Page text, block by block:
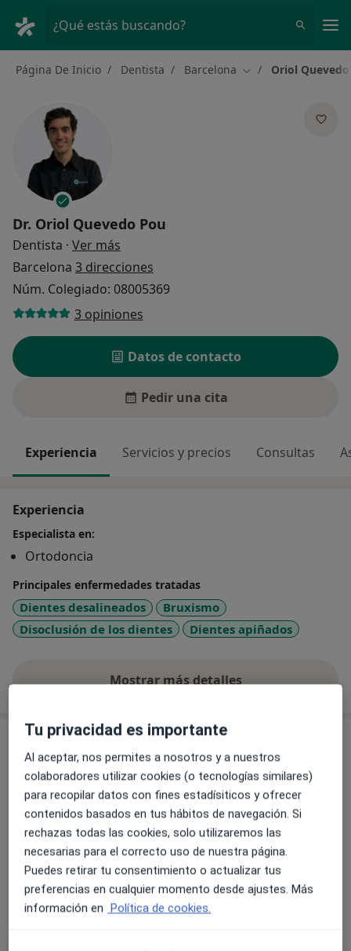
¿Qué estás buscando?
Página De Inicio Dentista Barcelona Cambiar de ciudad
Oriol
Dr. Oriol Quevedo Pou
Dentista · Ver más
Barcelona 3 direcciones
Núm. Colegiado: 08005369
3 opiniones
Datos de contacto
Pedir una cita
Experiencia Servicios y precios Consultas
Experiencia
Especialista en:
Ortodoncia
Principales enfermedades tratadas
Dientes desalineados
Bruxismo
Disoclusión de los dientes
Dientes apiñados
Mostrar más detalles
sobre la experiencia
Servicios y precios
Primera visita Odontología
Desde 35 € Detalles
Primera Visita Ortodoncia
Detalles
Cementado Brackets
Detalles
Tu privacidad es importante
Al aceptar, nos permites a nosotros y a nuestros
colaboradores utilizar cookies (o tecnologías similares)
para recopilar datos con fines estadísiticos y ofrecer
contenidos basados en tus hábitos de navegación. Si
rechazas todas las cookies, solo utilizaremos las
necesarias para el correcto uso de nuestra página.
Puedes retirar tu consentimiento o actualizar tus
preferencias en cualquier momento desde ajustes. Más
información en Política de cookies.